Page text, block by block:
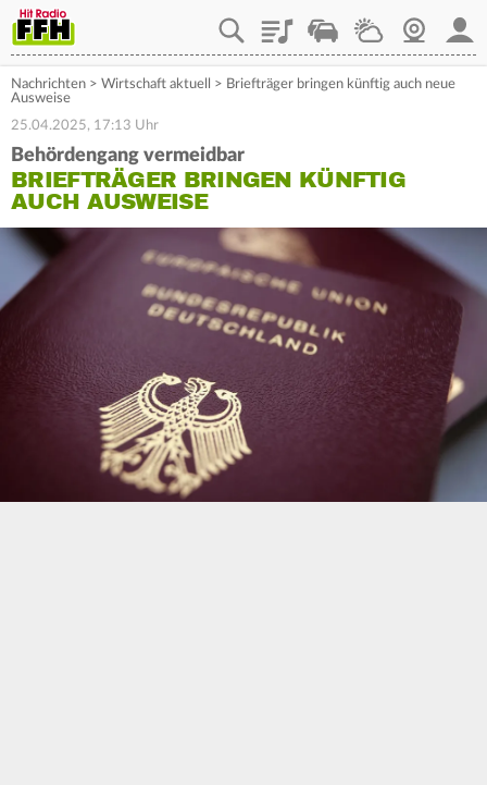
PlaylistStaupilotWetterWebcam
Nachrichten > Wirtschaft aktuell > Briefträger bringen künftig auch neue
Ausweise
25.04.2025, 17:13 Uhr
Behördengang vermeidbar
BRIEFTRÄGER BRINGEN KÜNFTIG
AUCH AUSWEISE